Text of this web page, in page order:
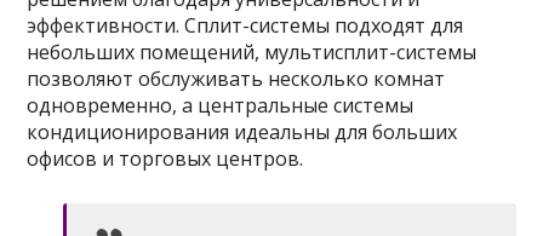
эффективности. Сплит-системы подходят для
небольших помещений, мультисплит-системы
позволяют обслуживать несколько комнат
одновременно, а центральные системы
кондиционирования идеальны для больших
офисов и торговых центров.